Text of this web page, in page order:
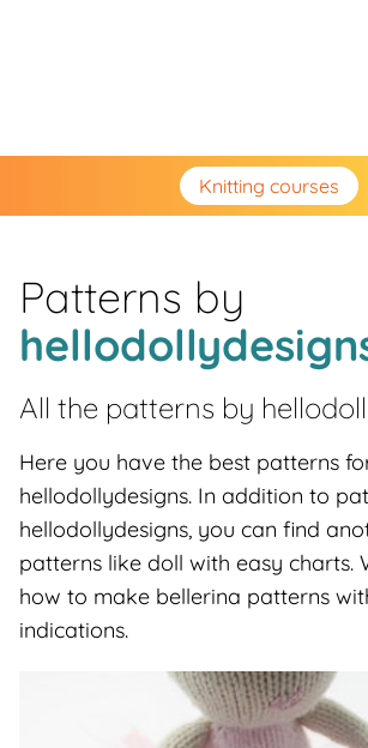
Knitting courses
Patterns by
All the patterns by
Here you have the best patterns
hellodollydesigns. In addition to
hellodollydesigns, you can find
patterns like doll with easy charts.
how to make bellerina patterns
indications.